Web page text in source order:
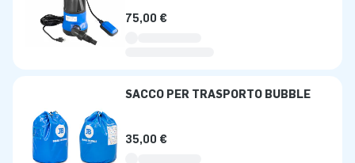
75,00 €
SACCO PER TRASPORTO BUBBLE
35,00 €